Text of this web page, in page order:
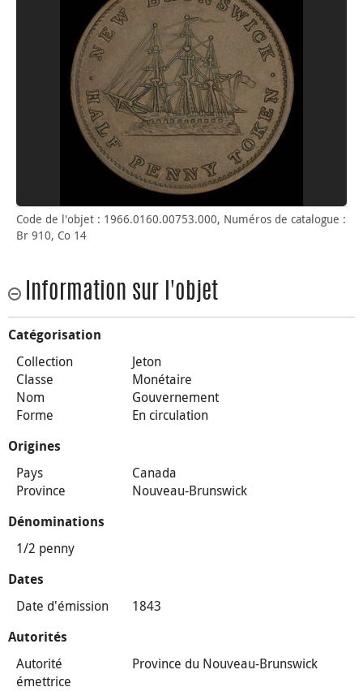
Code de l'objet : 1966.0160.00753.000, Numéros de catalogue :
Br 910, Co 14
Information sur l'objet
Catégorisation
Collection
Jeton
Classe
Monétaire
Nom
Gouvernement
Forme
En circulation
Origines
Pays
Canada
Province
Nouveau-Brunswick
Dénominations
1/2 penny
Dates
Date d'émission 1843
Autorités
Autorité
émettrice
Province du Nouveau-Brunswick